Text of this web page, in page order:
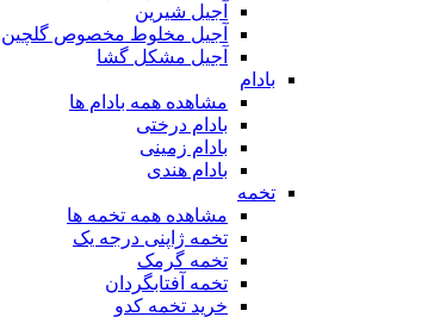
آجیل شیرین
آجیل مخلوط مخصوص گلچین
آجیل مشکل گشا
بادام
مشاهده همه بادام ها
بادام درختی
بادام زمینی
بادام هندی
تخمه
مشاهده همه تخمه ها
تخمه ژاپنی درجه یک
تخمه گرمک
تخمه آفتابگردان
خرید تخمه کدو